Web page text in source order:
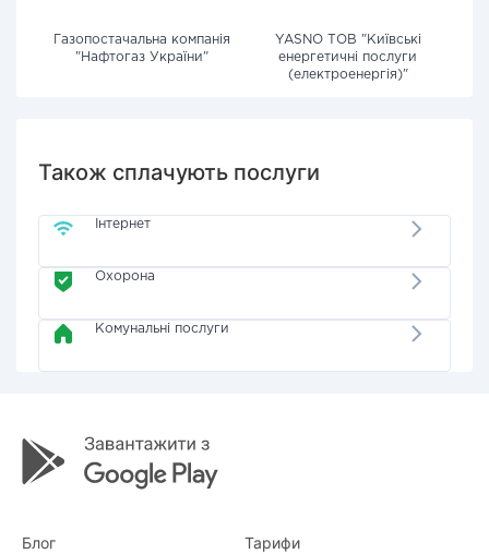
Газопостачальна компанія
"Нафтогаз України"
YASNO ТОВ "Київські
енергетичні послуги
(електроенергія)"
Також сплачують послуги
Інтернет
Охорона
Комунальні послуги
Блог Тарифи